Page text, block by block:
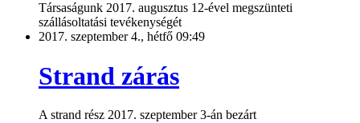
Társaságunk 2017. augusztus 12-ével megszünteti
szállásoltatási tevékenységét
2017. szeptember 4., hétfő 09:49
Strand zárás
A strand rész 2017. szeptember 3-án bezárt